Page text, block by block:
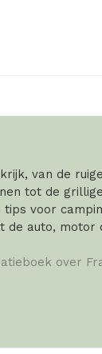
van de
tot de
voor
de auto, motor
over